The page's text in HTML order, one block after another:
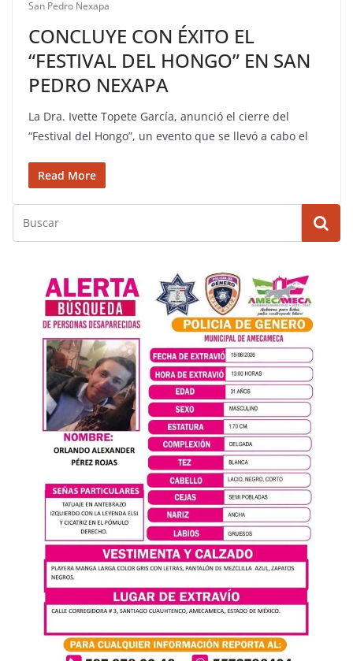
San Pedro Nexapa
CONCLUYE CON ÉXITO EL
“FESTIVAL DEL HONGO” EN SAN
PEDRO NEXAPA
La Dra. Ivette Topete García, anunció el cierre del
“Festival del Hongo”, un evento que se llevó a cabo el
Read More